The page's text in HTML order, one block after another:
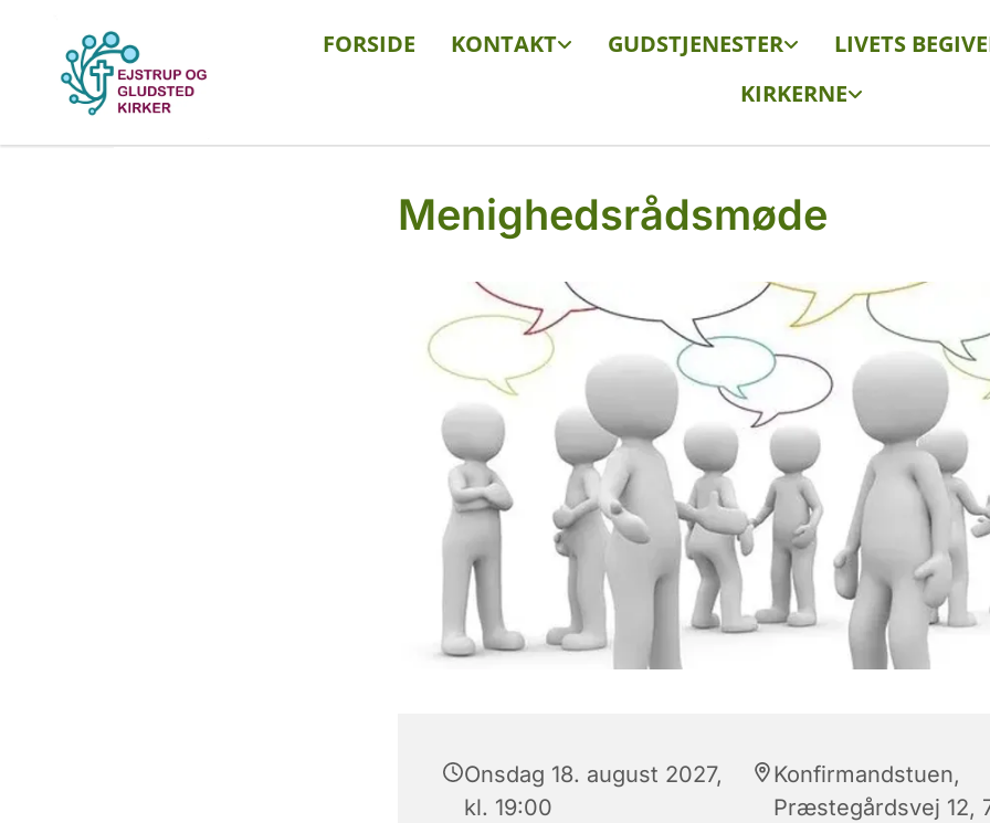
FORSIDE KONTAKT GUDSTJENESTER
LIVETS
KIRKERNE
Menighedsrådsmøde
Onsdag 18. august 2027,
kl. 19:00
Konfirmandstuen,
Præstegårdsvej 12,